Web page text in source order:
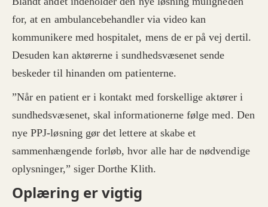
for, at en ambulancebehandler via video kan
kommunikere med hospitalet, mens de er på vej dertil.
Desuden kan aktørerne i sundhedsvæsenet sende
beskeder til hinanden om patienterne.
”Når en patient er i kontakt med forskellige aktører i
sundhedsvæsenet, skal informationerne følge med. Den
nye PPJ-løsning gør det lettere at skabe et
sammenhængende forløb, hvor alle har de nødvendige
oplysninger,” siger Dorthe Klith.
Oplæring er vigtig